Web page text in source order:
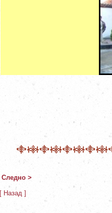
Следно >
[ Назад ]